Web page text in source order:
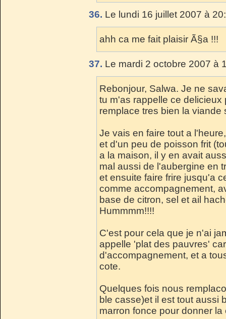
36. Le lundi 16 juillet 2007 à
ahh ca me fait plaisir Ã§a !!!
37. Le mardi 2 octobre 2007 à
Rebonjour, Salwa. Je ne
tu m'as rappelle ce delicieux
remplace tres bien la
Je vais en faire tout a
et d'un peu de poisson frit
a la maison, il y en avait
mal aussi de l'aubergine en
et ensuite faire frire jusqu'a
comme accompagnement,
base de citron, sel et ail
Hummmm!!!!
C'est pour cela que je n'ai
appelle 'plat des pauvres'
d'accompagnement, et a
cote.
Quelques fois nous
ble casse)et il est tout aussi
marron fonce pour donner